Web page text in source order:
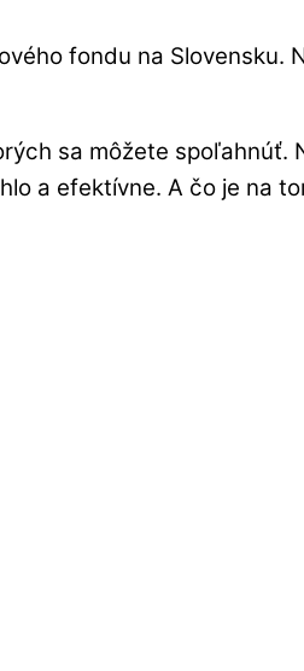
fondu na Slovensku.
sa môžete
a efektívne. A čo je na